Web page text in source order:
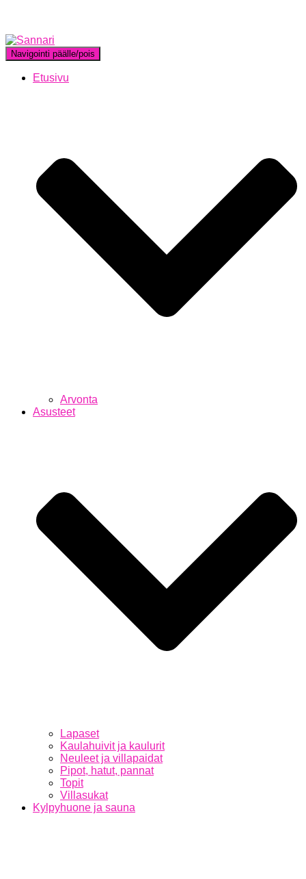
Navigointi päälle/pois
Etusivu
Arvonta
Asusteet
Lapaset
Kaulahuivit ja kaulurit
Neuleet ja villapaidat
Pipot, hatut, pannat
Topit
Villasukat
Kylpyhuone ja sauna